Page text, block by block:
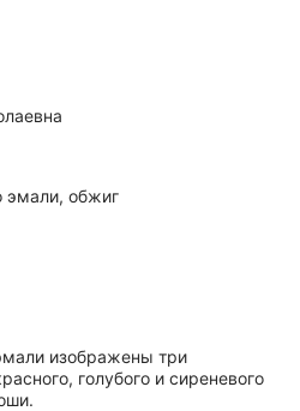
эмали, обжиг
изображены три
голубого и сиреневого